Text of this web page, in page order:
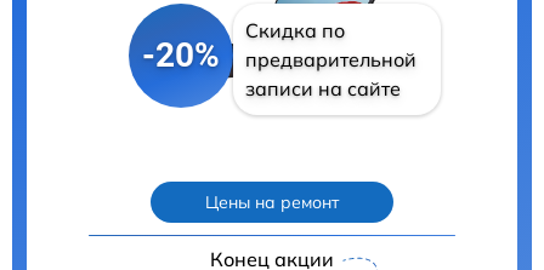
-20%
Скидка по
предварительной
записи на сайте
Цены на ремонт
Конец акции